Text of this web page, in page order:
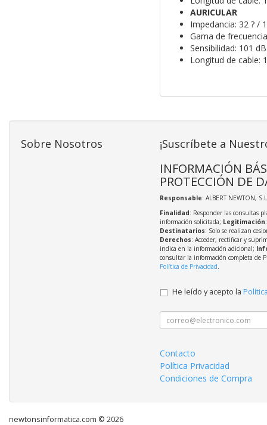
AURICULAR
Impedancia: 32 ? /
Gama de
Sensibilidad: 101
Longitud de cable:
Sobre Nosotros ¡Suscríbete a
INFORMACIÓN
PROTECCIÓN DE
Responsable: ALBERT NEWTON,
Finalidad: Responder las consultas
información solicitada; Legitimación
Destinatarios: Solo se realizan
Derechos: Acceder, rectificar y
indica en la información adicional;
consultar la información completa de
Política de Privacidad.
He leído y acepto la
Contacto
Política Privacidad
Condiciones de Compra
newtonsinformatica.com © 2026